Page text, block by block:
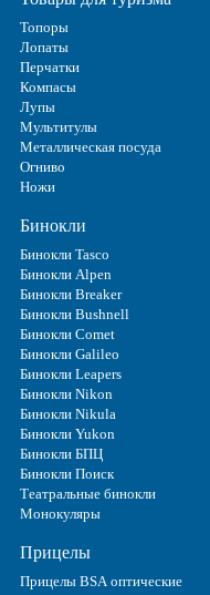
Топоры
Лопаты
Перчатки
Компасы
Лупы
Мультитулы
Металлическая посуда
Огниво
Ножи
Бинокли
Бинокли Tasco
Бинокли Alpen
Бинокли Breaker
Бинокли Bushnell
Бинокли Comet
Бинокли Galileo
Бинокли Leapers
Бинокли Nikon
Бинокли Nikula
Бинокли Yukon
Бинокли БПЦ
Бинокли Поиск
Театральные бинокли
Монокуляры
Прицелы
Прицелы BSA оптические